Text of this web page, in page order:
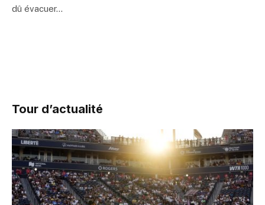
dû évacuer…
Tour d’actualité